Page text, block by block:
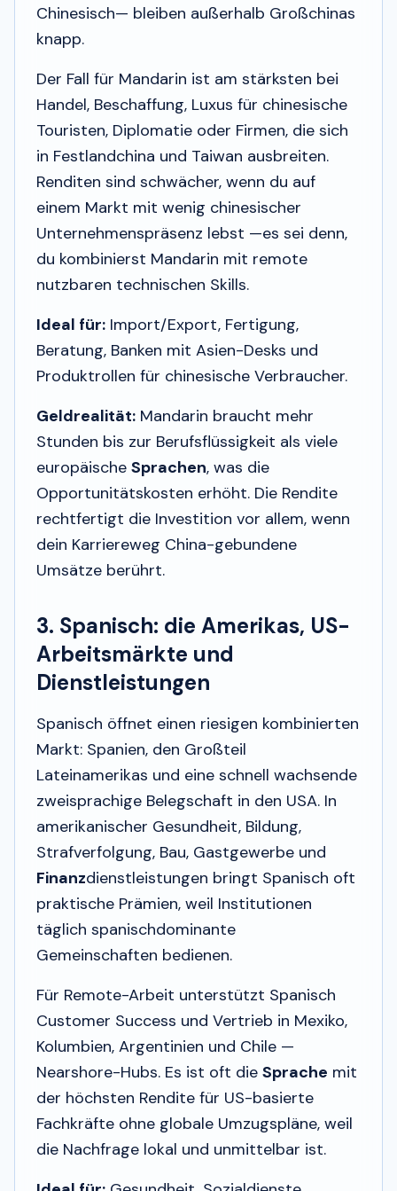
Chinesisch— bleiben außerhalb Großchinas
knapp.
Der Fall für Mandarin ist am stärksten bei
Handel, Beschaffung, Luxus für chinesische
Touristen, Diplomatie oder Firmen, die sich
in Festlandchina und Taiwan ausbreiten.
Renditen sind schwächer, wenn du auf
einem Markt mit wenig chinesischer
Unternehmenspräsenz lebst —es sei denn,
du kombinierst Mandarin mit remote
nutzbaren technischen Skills.
Ideal für: Import/Export, Fertigung,
Beratung, Banken mit Asien-Desks und
Produktrollen für chinesische Verbraucher.
Geldrealität: Mandarin braucht mehr
Stunden bis zur Berufsflüssigkeit als viele
europäische Sprachen, was die
Opportunitätskosten erhöht. Die Rendite
rechtfertigt die Investition vor allem, wenn
dein Karriereweg China-gebundene
Umsätze berührt.
3. Spanisch: die Amerikas, US-
Arbeitsmärkte und
Dienstleistungen
Spanisch öffnet einen riesigen kombinierten
Markt: Spanien, den Großteil
Lateinamerikas und eine schnell wachsende
zweisprachige Belegschaft in den USA. In
amerikanischer Gesundheit, Bildung,
Strafverfolgung, Bau, Gastgewerbe und
Finanzdienstleistungen bringt Spanisch oft
praktische Prämien, weil Institutionen
täglich spanischdominante
Gemeinschaften bedienen.
Für Remote-Arbeit unterstützt Spanisch
Customer Success und Vertrieb in Mexiko,
Kolumbien, Argentinien und Chile —
Nearshore-Hubs. Es ist oft die Sprache mit
der höchsten Rendite für US-basierte
Fachkräfte ohne globale Umzugspläne, weil
die Nachfrage lokal und unmittelbar ist.